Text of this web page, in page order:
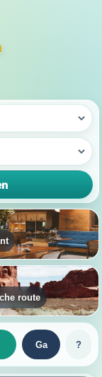
route
Ga ?